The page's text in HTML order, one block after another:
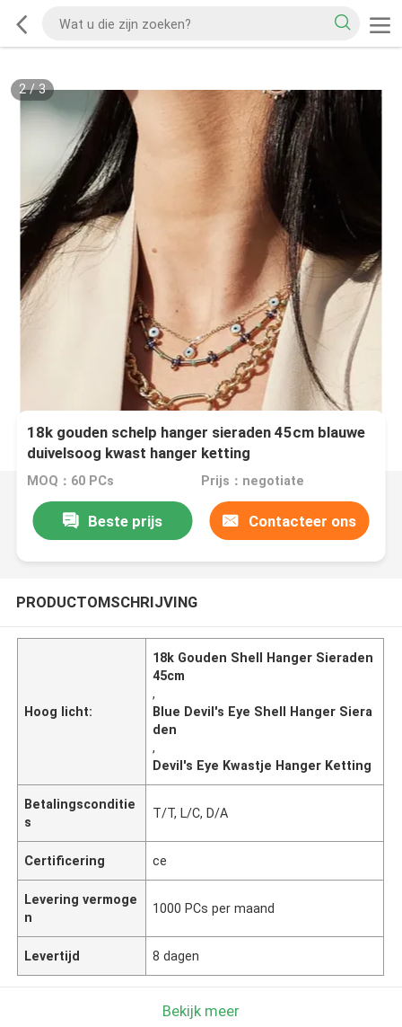
2/3
18k gouden schelp hanger sieraden 45cm blauwe
duivelsoog kwast hanger ketting
MOQ：60 PCs Prijs：negotiate
Beste prijs Contacteer ons
PRODUCTOMSCHRIJVING
Hoog licht:
18k Gouden Shell Hanger Sieraden
45cm
,
Blue Devil's Eye Shell Hanger Siera
den
,
Devil's Eye Kwastje Hanger Ketting
Betalingsconditie
s
T/T, L/C, D/A
Certificering ce
Levering vermoge
n
1000 PCs per maand
Levertijd 8 dagen
Bekijk meer